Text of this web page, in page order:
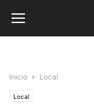
Inicio Local
Local